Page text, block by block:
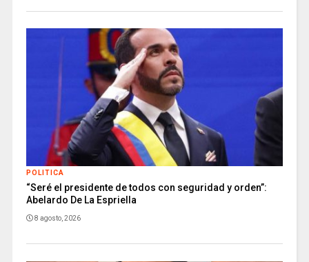
POLITICA
“Seré el presidente de todos con seguridad y orden”:
Abelardo De La Espriella
8 agosto, 2026